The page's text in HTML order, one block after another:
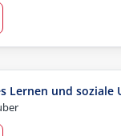
Lernen und soziale